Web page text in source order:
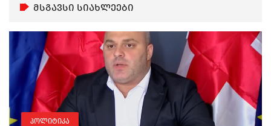
მსგავსი სიახლეები
პოლიტიკა